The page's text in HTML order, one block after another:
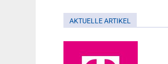
AKTUELLE ARTIKEL